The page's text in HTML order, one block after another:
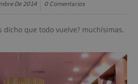
De 2014 0 Comentarios
dicho que todo vuelve? muchísimas.